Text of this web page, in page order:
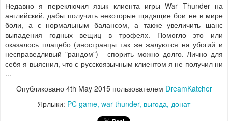
Недавно я переключил язык клиента игры War Thunder на
английский, дабы получить некоторые щадящие бои не в мире
боли, а с нормальным балансом, а также увеличить шанс
выпадения годных вещиц в трофеях. Помогло это или
оказалось плацебо (иностранцы так же жалуются на убогий и
несправедливый "рандом") - спорить можно долго. Лично для
себя я выяснил, что с русскоязычным клиентом я не получил ни
...
Опубликовано 4th May 2015пользователем DreamKatcher
Ярлыки: PC game war thunder выгода донат